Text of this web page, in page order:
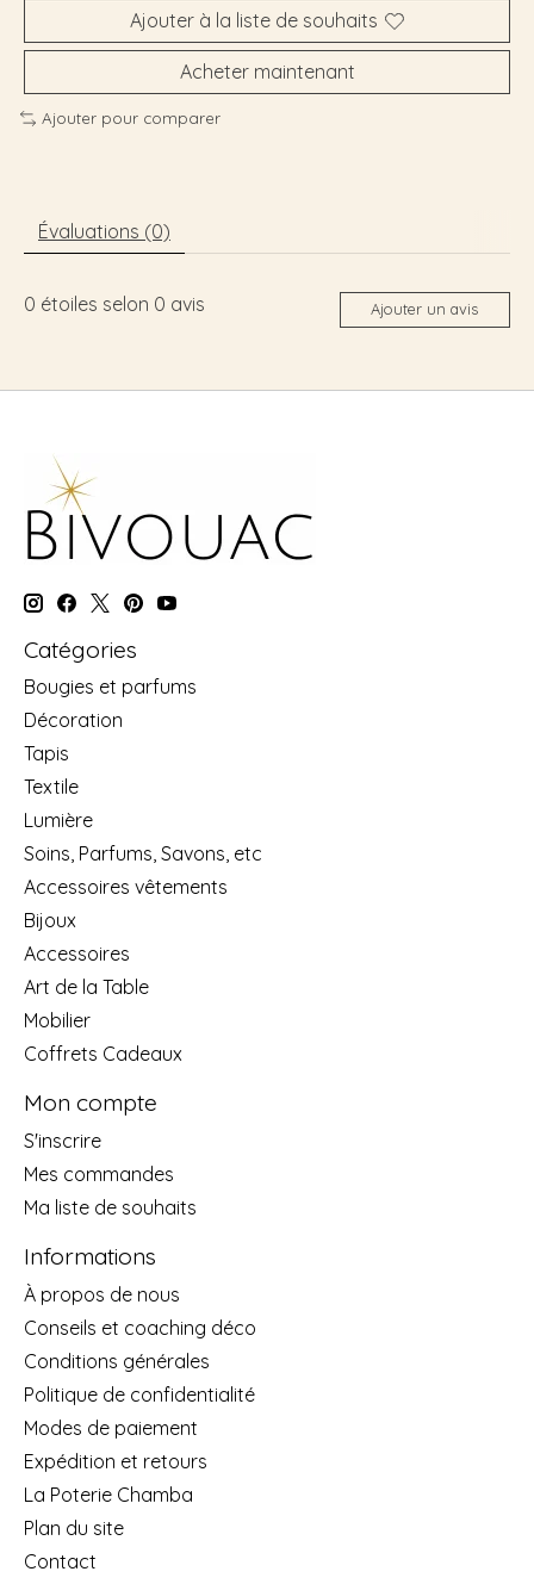
Ajouter à la liste de souhaits
Acheter maintenant
Ajouter pour comparer
Évaluations (0)
0 étoiles selon 0 avis Ajouter un avis
Catégories
Bougies et parfums
Décoration
Tapis
Textile
Lumière
Soins, Parfums, Savons, etc
Accessoires vêtements
Bijoux
Accessoires
Art de la Table
Mobilier
Coffrets Cadeaux
Mon compte
S'inscrire
Mes commandes
Ma liste de souhaits
Informations
À propos de nous
Conseils et coaching déco
Conditions générales
Politique de confidentialité
Modes de paiement
Expédition et retours
La Poterie Chamba
Plan du site
Contact